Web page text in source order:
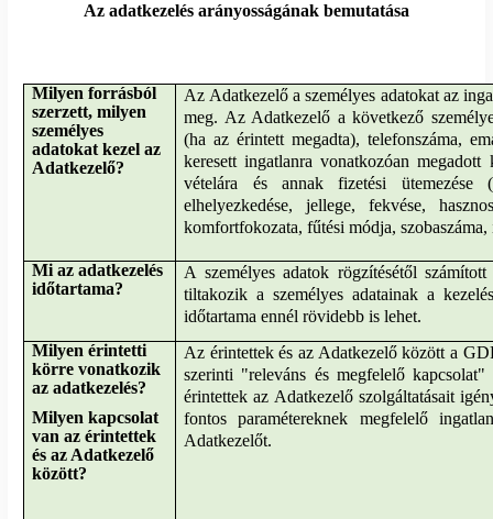
Az adatkezelés arányosságának bemutatása
Milyen forrásból
szerzett, milyen
személyes
adatokat kezel az
Adatkezelő?
Az Adatkezelő a személyes adatokat az
meg. Az Adatkezelő a következő
(ha az érintett megadta), telefonszáma,
keresett ingatlanra vonatkozóan
vételára és annak fizetési ütemezése
elhelyezkedése, jellege, fekvése,
komfortfokozata, fűtési módja,
Mi az adatkezelés
időtartama?
A személyes adatok rögzítésétől
tiltakozik a személyes adatainak a
időtartama ennél rövidebb is lehet.
Milyen érintetti
körre vonatkozik
az adatkezelés?
Milyen kapcsolat
van az érintettek
és az Adatkezelő
között?
Az érintettek és az Adatkezelő között a
szerinti "releváns és megfelelő
érintettek az Adatkezelő szolgáltatásait
fontos paramétereknek megfelelő
Adatkezelőt.